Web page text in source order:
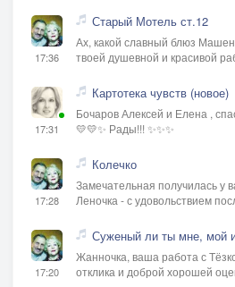
17:36
Старый Мотель ст.12
Ах, какой славный блюз
твоей душевной и красивой
17:31
Картотека чувств (новое)
Бочаров Алексей и Елена ,
💛💛✨ Рады!!! ✨✨✨
17:28
Колечко
Замечательная получилась у
Леночка - с удовольствием
17:20
Суженый ли ты мне, мой
Жанночка, ваша работа с
отклика и доброй хорошей